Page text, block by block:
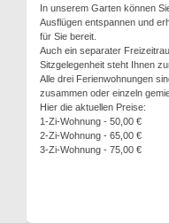
In unserem Garten können
Ausflügen entspannen und
für Sie bereit.
Auch ein separater
Sitzgelegenheit steht Ihnen
Alle drei Ferienwohnungen
zusammen oder einzeln
Hier die aktuellen Preise:
1-Zi-Wohnung - 50,00 €
2-Zi-Wohnung - 65,00 €
3-Zi-Wohnung - 75,00 €